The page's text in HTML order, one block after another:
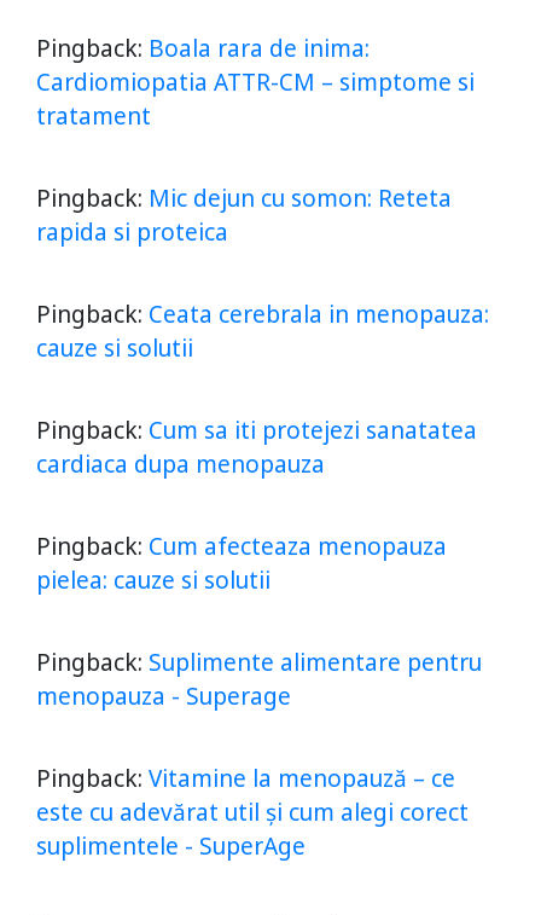
Pingback: Boala rara de inima:
Cardiomiopatia ATTR-CM – simptome si
tratament
Pingback: Mic dejun cu somon: Reteta
rapida si proteica
Pingback: Ceata cerebrala in menopauza:
cauze si solutii
Pingback: Cum sa iti protejezi sanatatea
cardiaca dupa menopauza
Pingback: Cum afecteaza menopauza
pielea: cauze si solutii
Pingback: Suplimente alimentare pentru
menopauza - Superage
Pingback: Vitamine la menopauză – ce
este cu adevărat util și cum alegi corect
suplimentele - SuperAge